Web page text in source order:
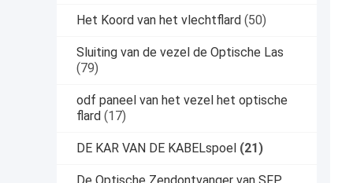
Het Koord van het vlechtflard (50)
Sluiting van de vezel de Optische Las
(79)
odf paneel van het vezel het optische
flard (17)
DE KAR VAN DE KABELspoel (21)